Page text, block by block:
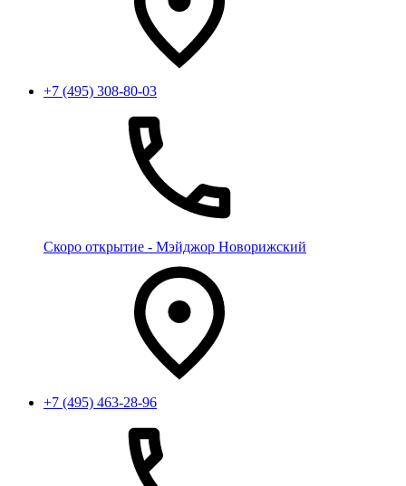
+7 (495) 308-80-03
Скоро открытие - Мэйджор Новорижский
+7 (495) 463-28-96